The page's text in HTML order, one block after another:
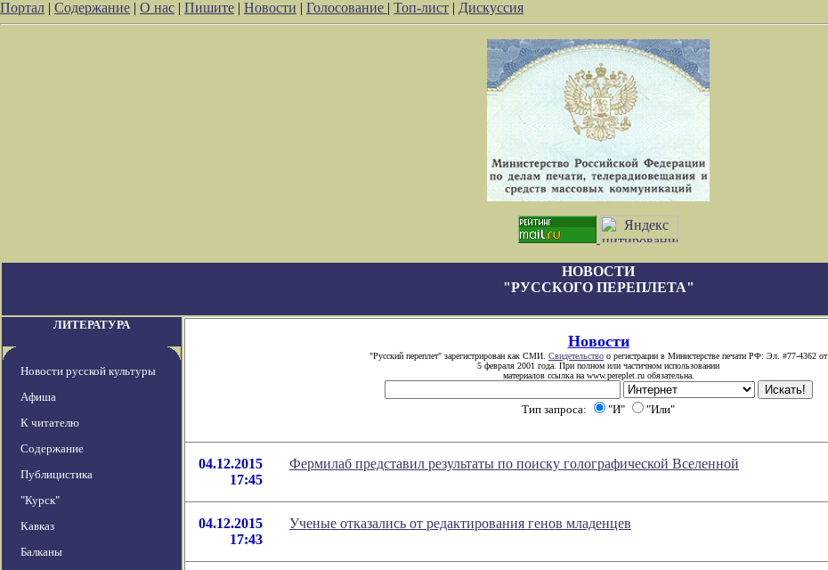
Портал | Содержание | О нас | Пишите | Новости | Голосование | Топ-лист | Дискуссия
НОВОСТИ
"РУССКОГО ПЕРЕПЛЕТА"
ЛИТЕРАТУРА
Новости русской культуры
Афиша
К читателю
Содержание
Публицистика
"Курск"
Кавказ
Балканы
Новости
"Русский переплет" зарегистрирован как СМИ. Свидетельство о регистрации в Министерстве печати РФ: Эл. #77-4362 от
5 февраля 2001 года. При полном или частичном использовании
материалов ссылка на www.pereplet.ru обязательна.
Тип запроса: "И" "Или"
04.12.2015
17:45
Фермилаб представил результаты по поиску голографической Вселенной
04.12.2015
17:43
Ученые отказались от редактирования генов младенцев